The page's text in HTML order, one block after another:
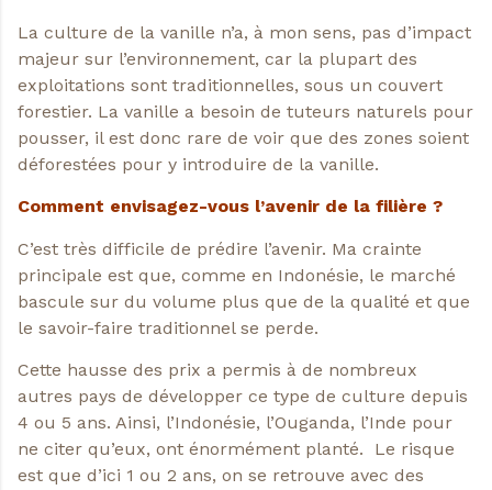
La culture de la vanille n’a, à mon sens, pas d’impact
majeur sur l’environnement, car la plupart des
exploitations sont traditionnelles, sous un couvert
forestier. La vanille a besoin de tuteurs naturels pour
pousser, il est donc rare de voir que des zones soient
déforestées pour y introduire de la vanille.
Comment envisagez-vous l’avenir de la filière ?
C’est très difficile de prédire l’avenir. Ma crainte
principale est que, comme en Indonésie, le marché
bascule sur du volume plus que de la qualité et que
le savoir-faire traditionnel se perde.
Cette hausse des prix a permis à de nombreux
autres pays de développer ce type de culture depuis
4 ou 5 ans. Ainsi, l’Indonésie, l’Ouganda, l’Inde pour
ne citer qu’eux, ont énormément planté. Le risque
est que d’ici 1 ou 2 ans, on se retrouve avec des